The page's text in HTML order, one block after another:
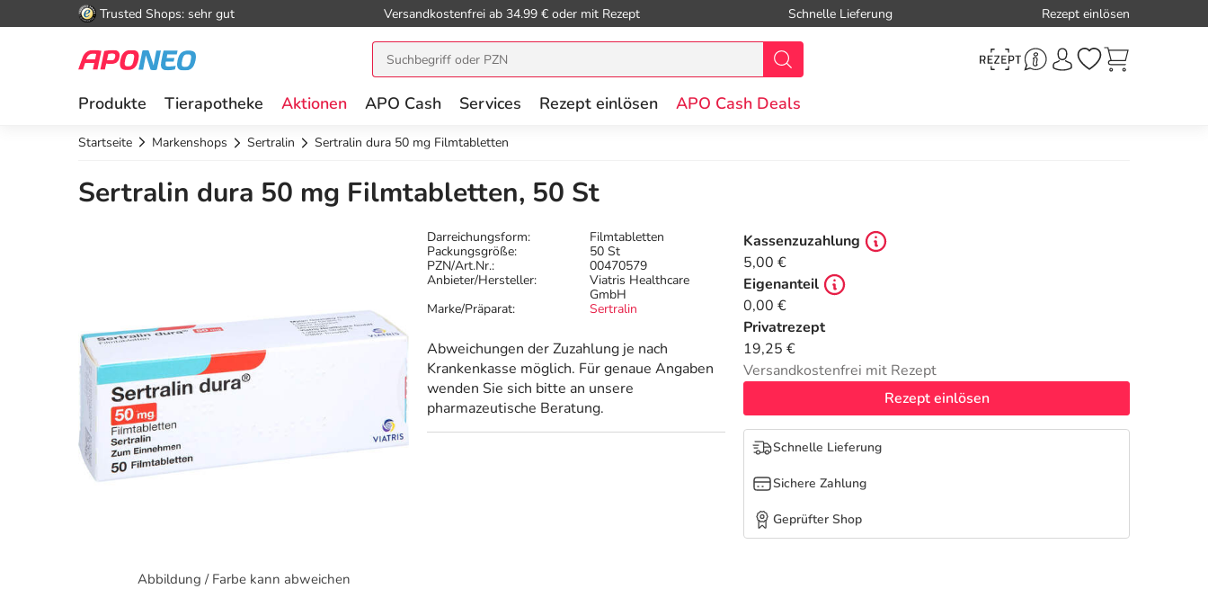
Trusted Shops: sehr gut Versandkostenfrei ab 34.99 € oder mit Rezept Schnelle Lieferung Rezept einlösen
Produkte Tierapotheke Aktionen APO Cash Services Rezept einlösen APO Cash Deals
Startseite Markenshops Sertralin Sertralin dura 50 mg Filmtabletten
Sertralin dura 50 mg Filmtabletten, 50 St
Abbildung / Farbe kann abweichen
Darreichungsform:
Filmtabletten
Packungsgröße:
50 St
PZN/Art.Nr.:
00470579
Anbieter/Hersteller:
Viatris Healthcare
GmbH
Marke/Präparat:
Sertralin
Abweichungen der Zuzahlung je nach
Krankenkasse möglich. Für genaue Angaben
wenden Sie sich bitte an unsere
pharmazeutische Beratung.
Kassenzuzahlung
5,00 €
Eigenanteil
0,00 €
Privatrezept
19,25 €
Versandkostenfrei mit Rezept
Rezept einlösen
Schnelle Lieferung
Sichere Zahlung
Geprüfter Shop